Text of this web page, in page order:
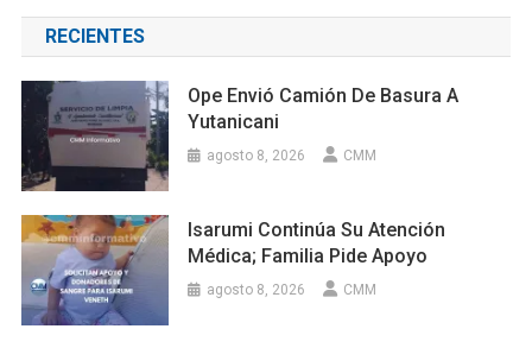
RECIENTES
Ope Envió Camión De Basura A
Yutanicani
agosto 8, 2026 CMM
Isarumi Continúa Su Atención
Médica; Familia Pide Apoyo
agosto 8, 2026 CMM